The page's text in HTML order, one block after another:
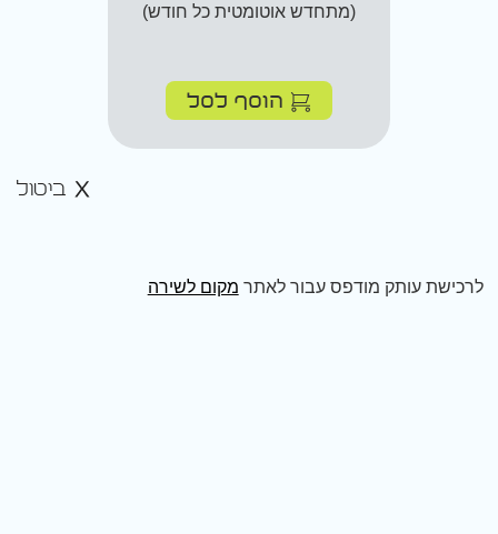
(מתחדש אוטומטית כל חודש)
הוסף לסל
ביטול
לרכישת עותק מודפס עבור לאתר מקום לשירה